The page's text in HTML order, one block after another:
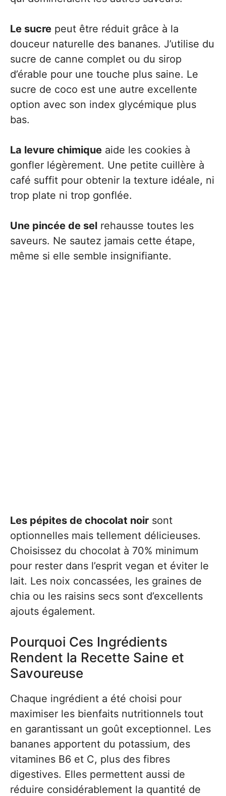
Le sucre peut être réduit grâce à la
douceur naturelle des bananes. J’utilise du
sucre de canne complet ou du sirop
d’érable pour une touche plus saine. Le
sucre de coco est une autre excellente
option avec son index glycémique plus
bas.
La levure chimique aide les cookies à
gonfler légèrement. Une petite cuillère à
café suffit pour obtenir la texture idéale, ni
trop plate ni trop gonflée.
Une pincée de sel rehausse toutes les
saveurs. Ne sautez jamais cette étape,
même si elle semble insignifiante.
Les pépites de chocolat noir sont
optionnelles mais tellement délicieuses.
Choisissez du chocolat à 70% minimum
pour rester dans l’esprit vegan et éviter le
lait. Les noix concassées, les graines de
chia ou les raisins secs sont d’excellents
ajouts également.
Pourquoi Ces Ingrédients
Rendent la Recette Saine et
Savoureuse
Chaque ingrédient a été choisi pour
maximiser les bienfaits nutritionnels tout
en garantissant un goût exceptionnel. Les
bananes apportent du potassium, des
vitamines B6 et C, plus des fibres
digestives. Elles permettent aussi de
réduire considérablement la quantité de